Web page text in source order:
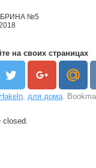
№5
на своих страницах
Hakeln, для дома.